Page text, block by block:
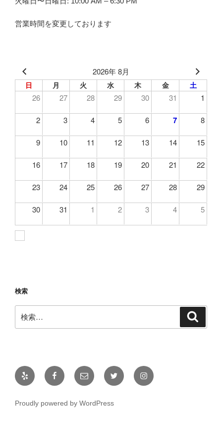
営業時間を変更しております
2026年 8月
日 月 火 水 木 金 土
26 27 28 29 30 31 1
2 3 4 5 6 7 8
9 10 11 12 13 14 15
16 17 18 19 20 21 22
23 24 25 26 27 28 29
30 31 1 2 3 4 5
検索
索:
Yelp Facebook
メ
ー
Twitter Instagram
Proudly powered by WordPress